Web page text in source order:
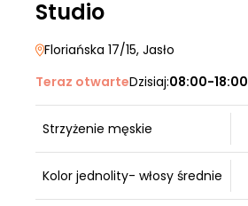
Studio
Floriańska 17/15, Jasło
Teraz otwarteDzisiaj:08:00-18:00
Strzyżenie męskie
Kolor jednolity- włosy średnie